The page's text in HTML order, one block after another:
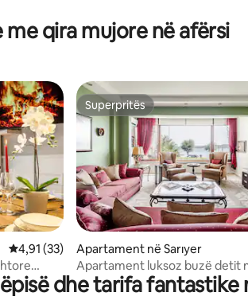
qira mujore në afërsi
Vlerësimi mesatar 4,91 nga 5, 33 vlerësime
4,91 (33)
Superpritës
Superpritës
Apartament në Sarıyer
Apartament luksoz buzë detit
nga Bosfori në Sarıyer
dhe tarifa fantastike